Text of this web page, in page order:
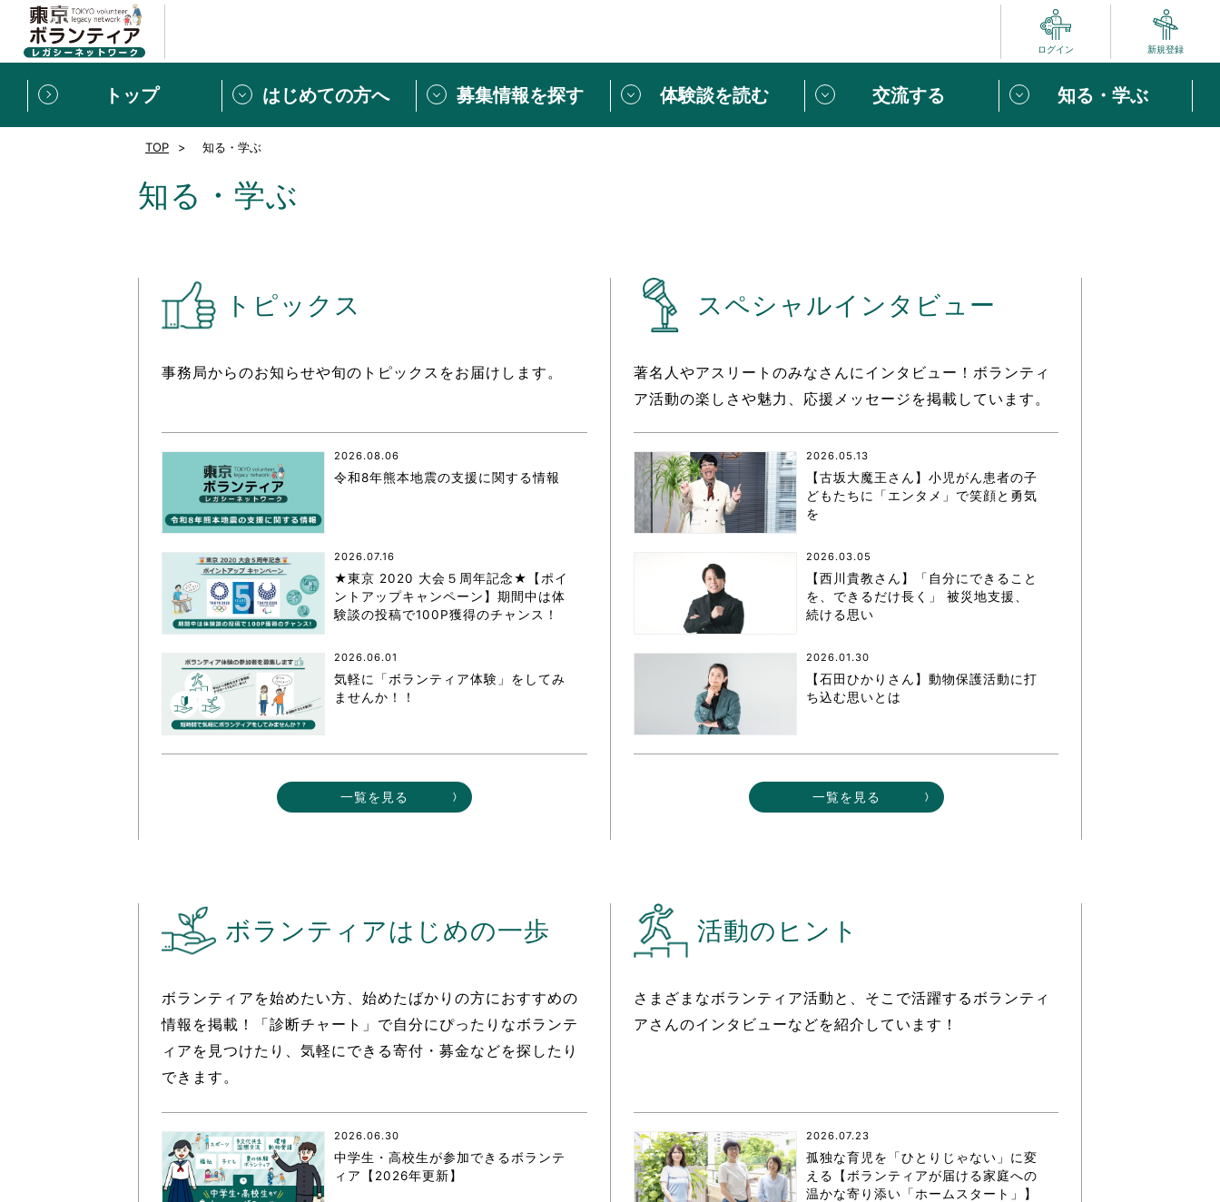
ログイン 新規登録
トップ はじめての方へ
新規登録
もっと知りたい！VLNでできること ボランティアで心がけたい６つのこと
あなたにぴったりなボランティアをチェック！
ボランティア みんなのVOICE
VLNポイントとは 中高生が参加できるボランティア
募集情報を探す
募集情報
体験談を読む
[個人] 体験談
交流する
ボランティアの広場
知る・学ぶ
新着記事一覧
ボランティアはじめの一歩
東京2020大会の軌跡
シティキャスト
おもてなし語学ボランティア
ボランティア関連ニュース（外部記事）
TOP 知る・学ぶ
知る・学ぶ
トピックス
事務局からのお知らせや旬のトピックスをお届けします。
2026.08.06
令和8年熊本地震の支援に関する情報
2026.07.16
★東京 2020 大会５周年記念★【ポイ
ントアップキャンペーン】期間中は体
験談の投稿で100P獲得のチャンス！
2026.06.01
気軽に「ボランティア体験」をしてみ
ませんか！！
一覧を見る
スペシャルインタビュー
著名人やアスリートのみなさんにインタビュー！ボランティ
ア活動の楽しさや魅力、応援メッセージを掲載しています。
2026.05.13
【古坂大魔王さん】小児がん患者の子
どもたちに「エンタメ」で笑顔と勇気
を
2026.03.05
【西川貴教さん】「自分にできること
を、できるだけ長く」 被災地支援、
続ける思い
2026.01.30
【石田ひかりさん】動物保護活動に打
ち込む思いとは
一覧を見る
ボランティアはじめの一歩
ボランティアを始めたい方、始めたばかりの方におすすめの
情報を掲載！「診断チャート」で自分にぴったりなボランテ
ィアを見つけたり、気軽にできる寄付・募金などを探したり
できます。
2026.06.30
中学生・高校生が参加できるボランテ
ィア【2026年更新】
活動のヒント
さまざまなボランティア活動と、そこで活躍するボランティ
アさんのインタビューなどを紹介しています！
2026.07.23
孤独な育児を「ひとりじゃない」に変
える【ボランティアが届ける家庭への
温かな寄り添い「ホームスタート」】